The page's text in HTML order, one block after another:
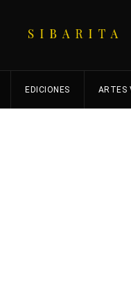
EDICIONES ARTES